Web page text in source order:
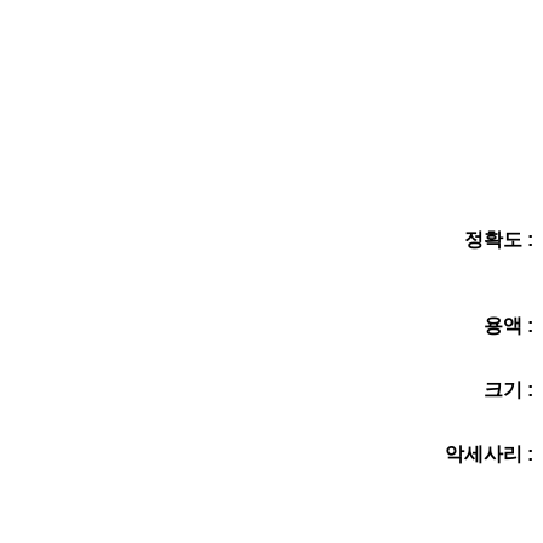
정확도 :
용액 :
크기 :
악세사리 :